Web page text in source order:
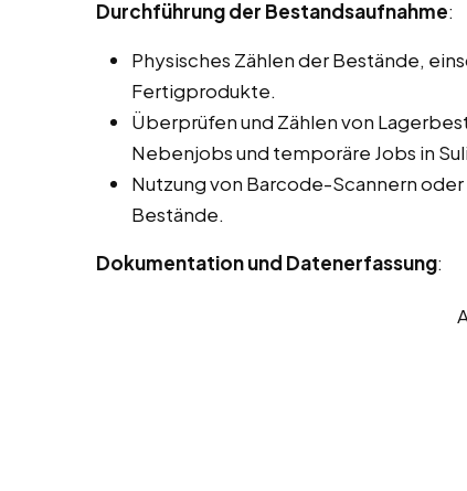
Durchführung der Bestandsaufnahme:
Physisches Zählen der Bestände,
Fertigprodukte.
Überprüfen und Zählen von
Nebenjobs und temporäre Jobs in
Nutzung von Barcode-Scannern
Bestände.
Dokumentation und Datenerfassung: